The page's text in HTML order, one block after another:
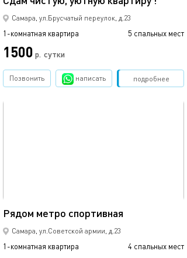
Самара, ул.Брусчатый переулок, д.23
1-комнатная квартира 5 спальных мест
1500 р. сутки
подробнее
Позвонить написать Забронировать
Рядом метро спортивная
Самара, ул.Советской армии, д.23
1-комнатная квартира 4 спальных мест